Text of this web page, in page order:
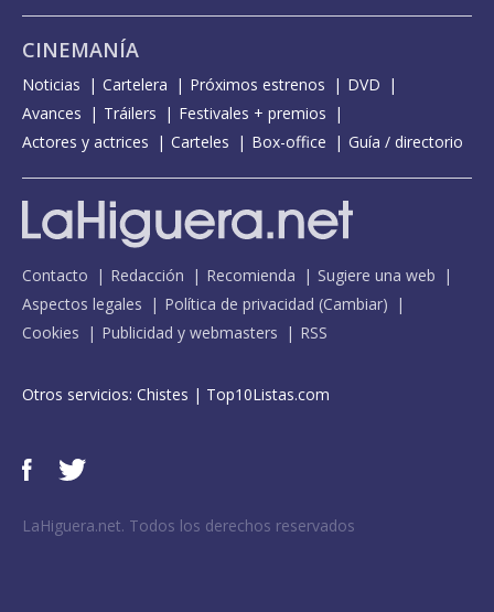
CINEMANÍA
Noticias Cartelera Próximos estrenos
DVD
Avances
Tráilers
Festivales + premios
Actores y actrices
Carteles Box-office Guía / directorio
Contacto Redacción Recomienda
Sugiere una web
Aspectos legales
Política de privacidad (Cambiar)
Cookies
Publicidad y webmasters RSS
Otros servicios: Chistes | Top10Listas.com
LaHiguera.net. Todos los derechos reservados